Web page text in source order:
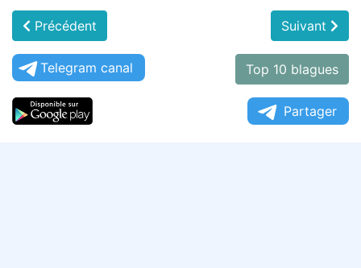
Précédent Suivant
Telegram canal Top 10 blagues
Partager